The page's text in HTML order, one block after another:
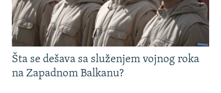
Šta se dešava sa služenjem vojnog roka
na Zapadnom Balkanu?